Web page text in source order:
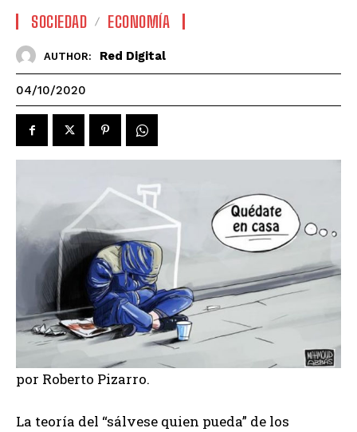
SOCIEDAD ECONOMÍA
AUTHOR: Red Digital
04/10/2020
por Roberto Pizarro.
La teoría del “sálvese quien pueda” de los